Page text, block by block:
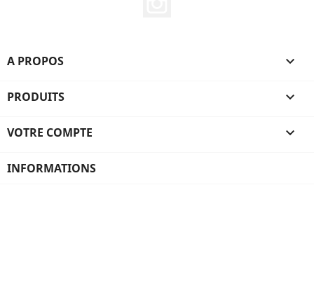
A PROPOS 
PRODUITS 
VOTRE COMPTE 
INFORMATIONS